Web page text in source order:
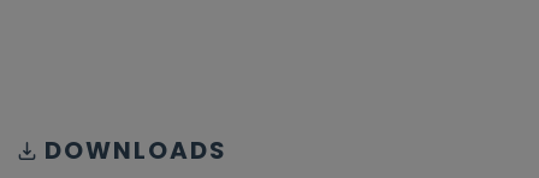
DOWNLOADS